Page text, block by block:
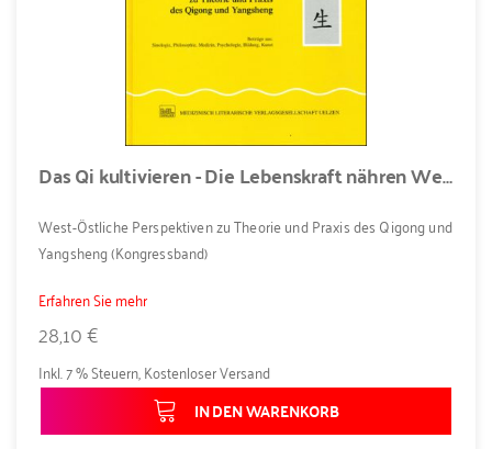
Das Qi kultivieren - Die Lebenskraft nähren Westöstliche Perspektiven zur Theorie und Praxis des Qigong und Yangsheng
West-Östliche Perspektiven zu Theorie und Praxis des Qigong und
Yangsheng (Kongressband)
Erfahren Sie mehr
28,10 €
Inkl. 7 % Steuern,Kostenloser Versand
IN DEN WARENKORB